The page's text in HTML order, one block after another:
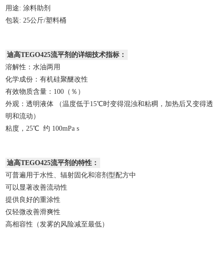
用途: 涂料助剂
包装: 25公斤/塑料桶
迪高TEGO425流平剂的详细技术指标：
溶解性：水油两用
化学成份：有机硅聚醚改性
有效物质含量：100（％）
外观：透明液体 （温度低于15℃时变得混浊和粘稠，加热后又变得透
明和流动）
粘度，25℃ 约 100mPa s
迪高TEGO425流平剂的特性：
可普遍用于水性、辐射固化和溶剂型配方中
可以显著改善流动性
提供良好的重涂性
仅轻微改善滑爽性
高相容性（发雾的风险减至最低）